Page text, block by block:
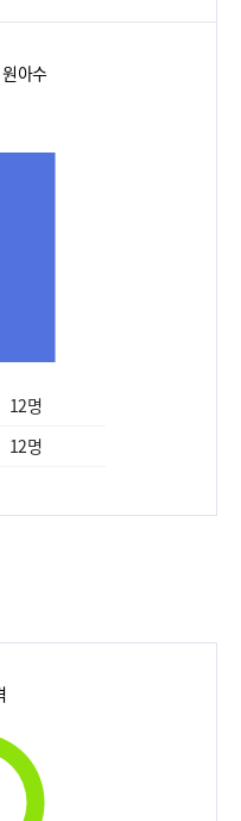
아수
12명
12명